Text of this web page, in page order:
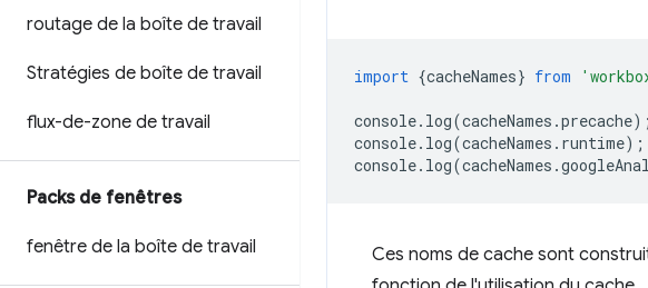
routage de la boîte de travail
Stratégies de boîte de travail
flux-de-zone de travail
Packs de fenêtres
fenêtre de la boîte de travail
import {cacheNames} from
console. log(cacheNames .precache);
console. log(cacheNames . runtime);
console. log(cacheNames .
Ces noms de cache sont